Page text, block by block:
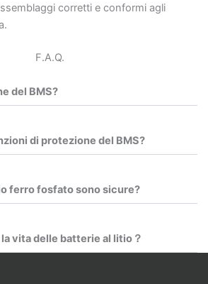
corretti e conformi agli
F.A.Q.
del BMS?
di protezione del BMS?
ferro fosfato sono sicure?
vita delle batterie al litio？